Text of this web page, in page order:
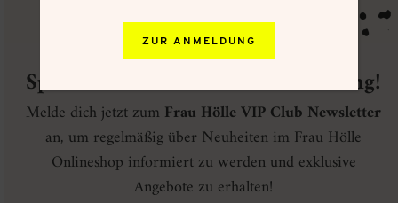
Spare 15% auf deine erste Bestellung!
Melde dich jetzt zum Frau Hölle VIP Club Newsletter
an, um regelmäßig über Neuheiten im Frau Hölle
Onlineshop informiert zu werden und exklusive
Angebote zu erhalten!
ZUR ANMELDUNG